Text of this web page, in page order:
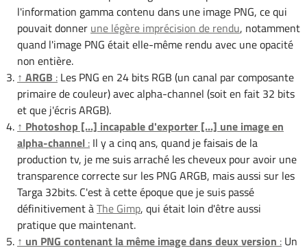
l'information gamma contenu dans une image PNG, ce qui
pouvait donner une légère imprécision de rendu, notamment
quand l'image PNG était elle-même rendu avec une opacité
non entière.
↑ ARGB :Les PNG en 24 bits RGB (un canal par composante
primaire de couleur) avec alpha-channel (soit en fait 32 bits
et que j'écris ARGB).
↑ Photoshop [...] incapable d'exporter [...] une image en
alpha-channel:Il y a cinq ans, quand je faisais de la
production tv, je me suis arraché les cheveux pour avoir une
transparence correcte sur les PNG ARGB, mais aussi sur les
Targa 32bits. C'est à cette époque que je suis passé
définitivement àThe Gimp, qui était loin d'être aussi
pratique que maintenant.
↑ un PNG contenant la même image dans deux version :Un